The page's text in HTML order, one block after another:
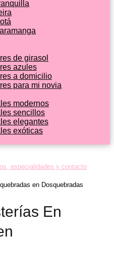
de girasol
azules
a domicilio
para mi novia
modernos
sencillos
elegantes
exóticas
especialidades y contacto
en Dosquebradas
En